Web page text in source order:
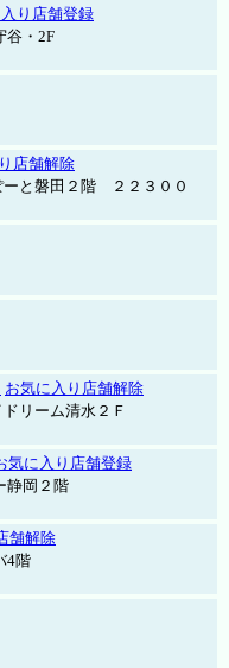
り店舗登録
谷・2F
店舗解除
と磐田２階 ２２３００
お気に入り店舗解除
リーム清水２Ｆ
気に入り店舗登録
静岡２階
舗解除
4階